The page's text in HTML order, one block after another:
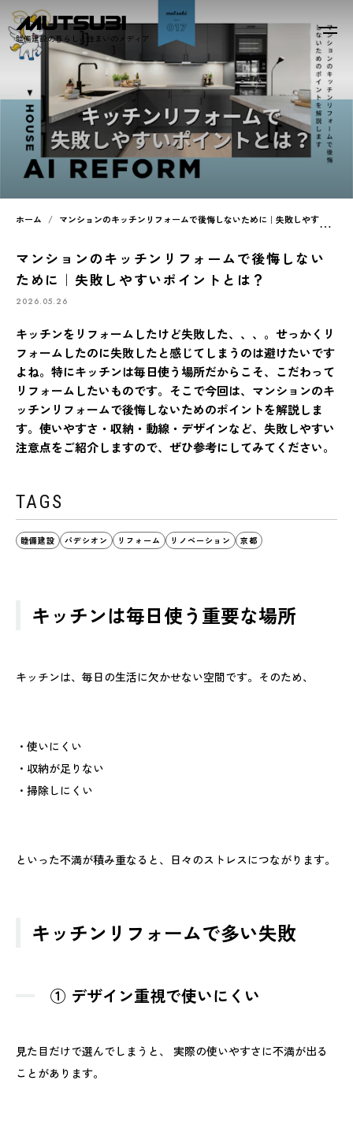
睦備建設の暮らしと住まいのメディア
ホーム マンションのキッチンリフォームで後悔しないために｜失敗しやすいポイントとは？
マンションのキッチンリフォームで後悔しない
ために｜失敗しやすいポイントとは？
2026.05.26
キッチンをリフォームしたけど失敗した、、、。せっかくリ
フォームしたのに失敗したと感じてしまうのは避けたいです
よね。特にキッチンは毎日使う場所だからこそ、こだわって
リフォームしたいものです。そこで今回は、マンションのキ
ッチンリフォームで後悔しないためのポイントを解説しま
す。使いやすさ・収納・動線・デザインなど、失敗しやすい
注意点をご紹介しますので、ぜひ参考にしてみてください。
TAGS
睦備建設 パデシオン リフォーム リノベーション 京都
キッチンは毎日使う重要な場所
キッチンは、毎日の生活に欠かせない空間です。そのため、
・使いにくい
・収納が足りない
・掃除しにくい
といった不満が積み重なると、日々のストレスにつながります。
キッチンリフォームで多い失敗
① デザイン重視で使いにくい
見た目だけで選んでしまうと、 実際の使いやすさに不満が出る
ことがあります。